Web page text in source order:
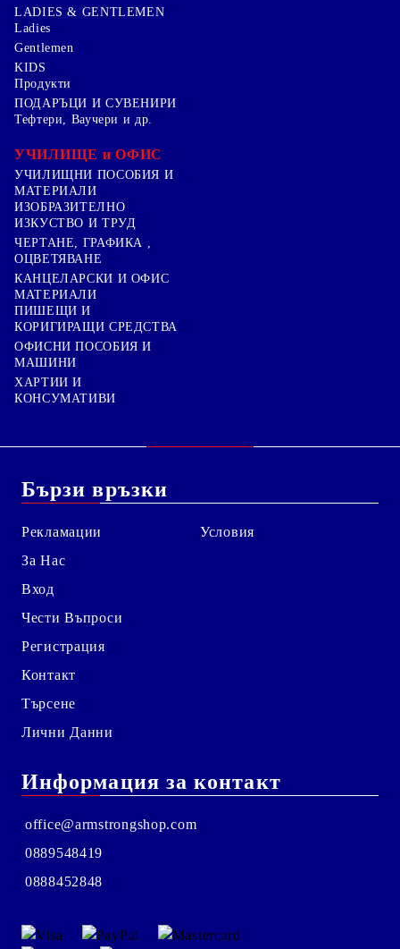
LADIES & GENTLEMEN
Ladies
Gentlemen
KIDS
Продукти
ПОДАРЪЦИ И СУВЕНИРИ
Тефтери, Ваучери и др.
УЧИЛИЩЕ и ОФИС
УЧИЛИЩНИ ПОСОБИЯ И
МАТЕРИАЛИ
ИЗОБРАЗИТЕЛНО
ИЗКУСТВО И ТРУД
ЧЕРТАНЕ, ГРАФИКА ,
ОЦВЕТЯВАНЕ
КАНЦЕЛАРСКИ И ОФИС
МАТЕРИАЛИ
ПИШЕЩИ И
КОРИГИРАЩИ СРЕДСТВА
ОФИСНИ ПОСОБИЯ И
МАШИНИ
ХАРТИИ И
КОНСУМАТИВИ
Бързи връзки
Рекламации
За Нас
Вход
Чести Въпроси
Регистрация
Контакт
Търсене
Лични Данни
Условия
Информация за контакт
office@armstrongshop.com
0889548419
0888452848